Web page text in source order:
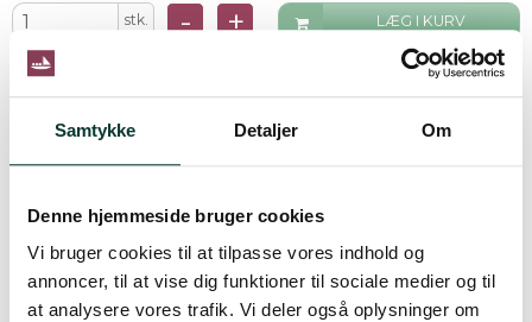
Samtykke Detaljer Om
Denne hjemmeside bruger cookies
Vi bruger cookies til at tilpasse vores indhold og
annoncer, til at vise dig funktioner til sociale medier og til
at analysere vores trafik. Vi deler også oplysninger om
stk. - + LÆG I KURV
Lækker samlepakke med 3 flasker sødmefulde Madeira.
Hold din helt egen Madeira-smagning og smag på forskellen
halvsød årgangs Maderia fra 2012.
Klik dig rundt mellem de enkelte vine for yderligere detaljer.
Læs mere